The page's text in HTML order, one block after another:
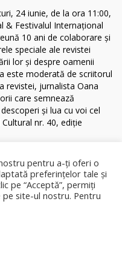
pentru a-ți oferi o
preferințelor tale și
pe “Acceptă”, permiți
site-ul nostru. Pentru